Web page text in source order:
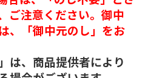
ご注意ください。御中
、「御中元のし」をお
は、商品提供者により